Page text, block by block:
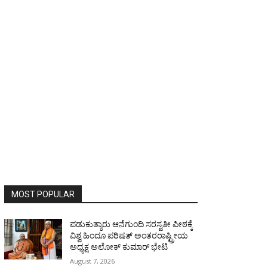
MOST POPULAR
ಪಡುಕುತ್ಯಾರು ಆನೆಗುಂದಿ ಸರಸ್ವತೀ ಪೀಠಕ್ಕೆ
ವಿಶ್ವ ಹಿಂದೂ ಪರಿಷತ್ ಅಂತರರಾಷ್ಟ್ರೀಯ
ಅಧ್ಯಕ್ಷ ಅಲೋಕ್ ಕುಮಾರ್ ಭೇಟಿ
August 7, 2026